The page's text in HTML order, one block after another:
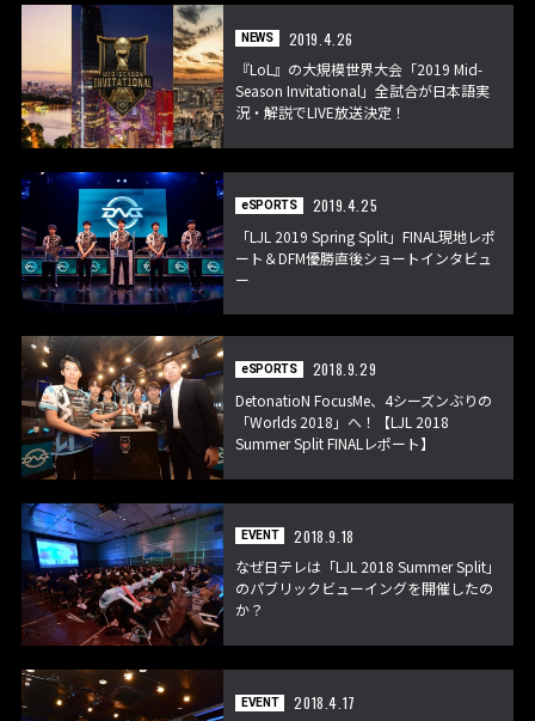
NEWS
2019.4.26
『LoL』の大規模世界大会「2019 Mid-
Season Invitational」全試合が日本語実
況・解説でLIVE放送決定！
eSPORTS
2019.4.25
「LJL 2019 Spring Split」FINAL現地レポ
ート＆DFM優勝直後ショートインタビュ
ー
eSPORTS
2018.9.29
DetonatioN FocusMe、4シーズンぶりの
「Worlds 2018」へ！【LJL 2018
Summer Split FINALレポート】
EVENT
2018.9.18
なぜ日テレは「LJL 2018 Summer Split」
のパブリックビューイングを開催したの
か？
EVENT
2018.4.17